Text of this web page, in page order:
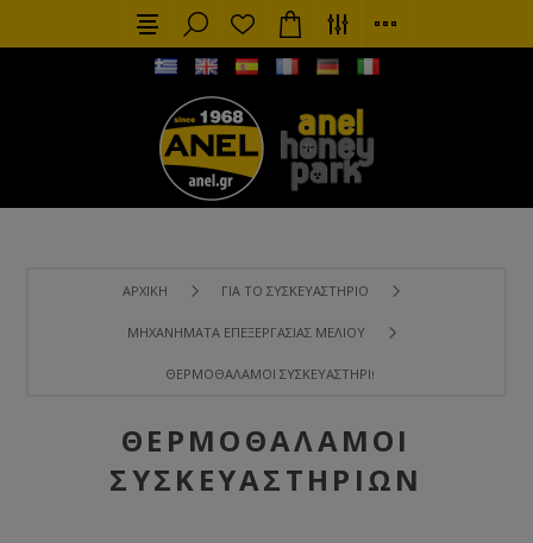
ΑΡΧΙΚΉ ΓΙΑ ΤΟ ΣΥΣΚΕΥΑΣΤΉΡΙΟ
ΜΗΧΑΝΉΜΑΤΑ ΕΠΕΞΕΡΓΑΣΊΑΣ ΜΕΛΙΟΎ
ΘΕΡΜΟΘΆΛΑΜΟΙ ΣΥΣΚΕΥΑΣΤΗΡΊΩΝ
ΘΕΡΜΟΘΆΛΑΜΟΙ
ΣΥΣΚΕΥΑΣΤΗΡΊΩΝ